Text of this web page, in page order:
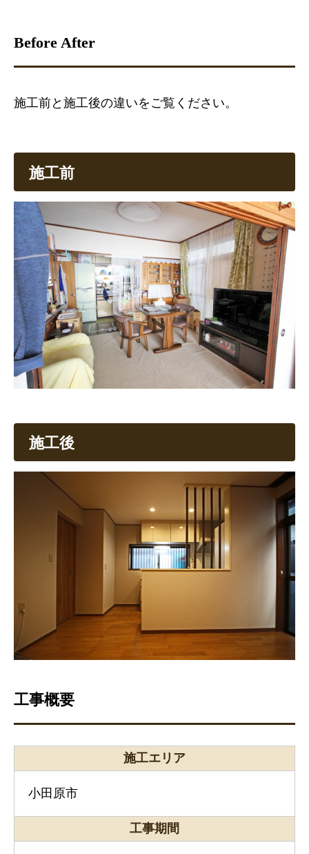
Before After
施工前と施工後の違いをご覧ください。
施工前
施工後
工事概要
施工エリア
小田原市
工事期間